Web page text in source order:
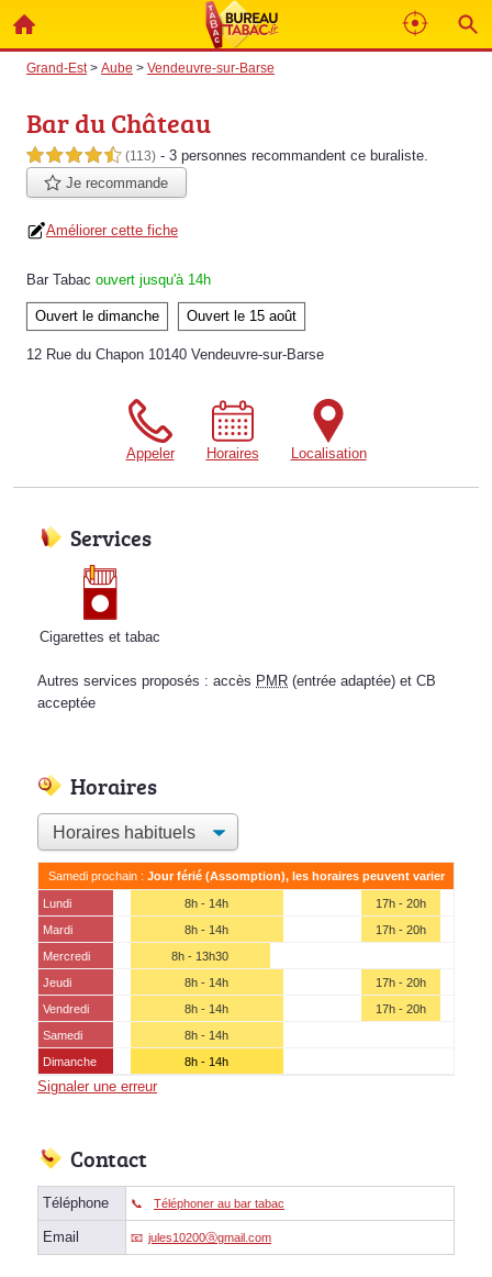
Grand-Est> Aube > Vendeuvre-sur-Barse
Bar du Château
4,5 étoiles sur 5 (113) - 3 personnes recommandent ce buraliste.
Je recommande
Améliorer cette fiche
Bar Tabac ouvert jusqu'à 14h
Ouvert le dimanche Ouvert le 15 août
12 Rue du Chapon 10140 Vendeuvre-sur-Barse
Appeler Horaires Localisation
Services
Cigarettes et tabac
Autres services proposés : accès PMR (entrée adaptée) et CB
acceptée
Horaires
Samedi prochain : Jour férié (Assomption), les horaires peuvent varier
Lundi 8h - 14h
17h - 20h
Mardi
8h - 14h
17h - 20h
Mercredi
8h - 13h30
Jeudi
8h - 14h
17h - 20h
Vendredi
8h - 14h
17h - 20h
Samedi
8h - 14h
Dimanche
8h - 14h
Signaler une erreur
Contact
Téléphone Téléphoner au bar tabac
Email jules10200ⓐgmail.com